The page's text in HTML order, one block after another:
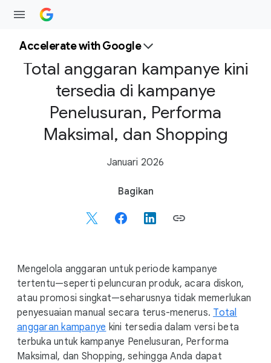
Accelerate with Google
Total anggaran kampanye kini
tersedia di kampanye
Penelusuran, Performa
Maksimal, dan Shopping
Januari 2026
l
M
o
d
u
l
e
Bagikan
Mengelola anggaran untuk periode kampanye
tertentu—seperti peluncuran produk, acara diskon,
atau promosi singkat—seharusnya tidak memerlukan
penyesuaian manual secara terus-menerus. Total
anggaran kampanye kini tersedia dalam versi beta
terbuka untuk kampanye Penelusuran, Performa
Maksimal, dan Shopping, sehingga Anda dapat